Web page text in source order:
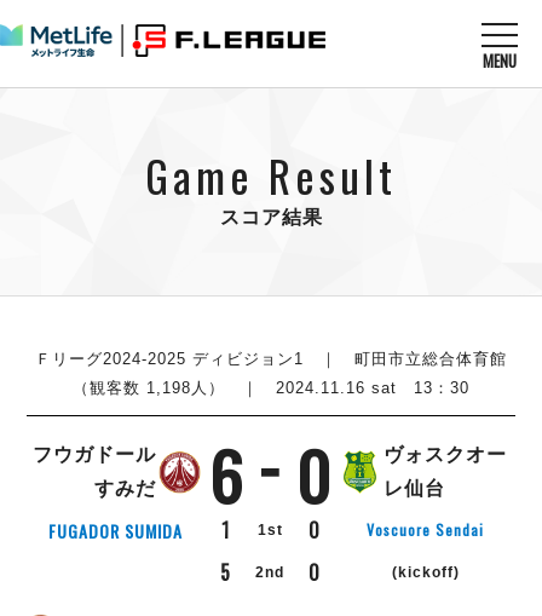
MENU
すべてのニュース
U-23選抜
チケット
メディア情報
その他
試合を観る MATCHES
順位表
戦績表
警告・退場・出場停止選手
個人ランキング｜ゴール
個人ランキング｜シュート
個人ランキング｜シュート成功率
エスポラーダ北海道
バルドラール浦安
フウガドールすみだ
立川アスレティックFC
チケットを買う TICKET
アリーナ情報 ARENA
リーグ概要 ABOUT US
Game Result
スコア結果
Ｆリーグ2024-2025 ディビジョン1
｜ 町田市立総合体育館
（観客数 1,198人） ｜ 2024.11.16 sat 13：30
フウガドール
すみだ
6 0
ヴォスクオー
レ仙台
FUGADOR SUMIDA 1 1st 0 Voscuore Sendai
5 2nd 0 (kickoff)